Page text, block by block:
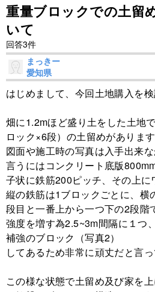
重量ブロックでの土留
いて
回答3件
まっきー
愛知県
はじめまして、今回土地購入を検
畑に1.2mほど盛り土をした土地
ロック×6段）の土留めがあります
図面や施工時の写真は入手出来
言うにはコンクリート底版
子状に鉄筋200ピッチ、その上に
縦の鉄筋は1ブロックごとに、横
段目と一番上から一つ下の2段階
強度を増す為2.5~3m間隔に１つ
補強のブロック（写真2）
してあるため非常に頑丈だと言っ
この様な状態で土留め及び家を